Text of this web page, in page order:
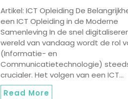
Artikel: ICT Opleiding De
een ICT Opleiding in de Moderne
Samenleving In de snel
wereld van vandaag wordt de rol
(Informatie- en
Communicatietechnologie)
crucialer. Het volgen van een ICT…
Read More